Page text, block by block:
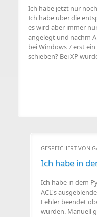
Ich habe jetzt nur
Ich habe über die
es wird aber immer
angelegt und nachm
bei Windows 7 erst
schieben? Bei XP
GESPEICHERT VON
Ich habe in
Ich habe in dem
ACL's
Fehler beendet
wurden. Manuell